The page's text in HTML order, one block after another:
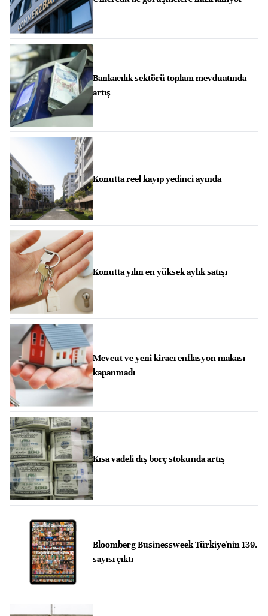
Bankacılık sektörü toplam mevduatında
artış
Konutta reel kayıp yedinci ayında
Konutta yılın en yüksek aylık satışı
Mevcut ve yeni kiracı enflasyon makası
kapanmadı
Kısa vadeli dış borç stokunda artış
Bloomberg Businessweek Türkiye'nin 139.
sayısı çıktı